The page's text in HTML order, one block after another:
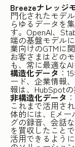
Breezeナレッジ
門化されたモデ
らゆるデータを
す。OpenAI、
端の基盤モデル
業向けのGTMに
お客さまはどの
も、常に最適な
構造化データ ：
ード、企業情報
報は、HubSpot
非構造化データ
これまで活用さ
体的には、Eメ
グの録音、会話
を買収したこと
活用できるよう